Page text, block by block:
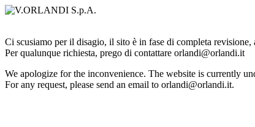
Ci scusiamo per il disagio, il sito è in fase di completa
Per qualunque richiesta, prego di contattare orlandi@orlandi.it
We apologize for the inconvenience. The website is currently
For any request, please send an email to orlandi@orlandi.it.